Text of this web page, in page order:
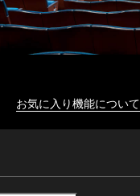
お気に入り機能について